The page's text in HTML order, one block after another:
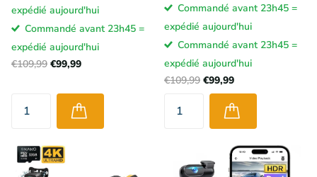
expédié aujourd'hui
Commandé avant 23h45 =
expédié aujourd'hui
€109,99 €99,99
Commandé avant 23h45 =
expédié aujourd'hui
Commandé avant 23h45 =
expédié aujourd'hui
€109,99 €99,99